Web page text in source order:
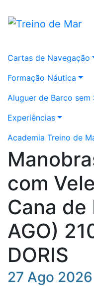
Cartas de Navegação
Formação Náutica
Aluguer de Barco sem
Experiências
Academia Treino de
com
Cana de
AGO)
DORIS
27 Ago